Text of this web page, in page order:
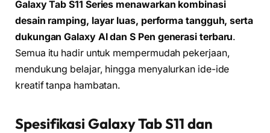
Galaxy Tab S11 Series menawarkan kombinasi
desain ramping, layar luas, performa tangguh, serta
dukungan Galaxy AI dan S Pen generasi terbaru.
Semua itu hadir untuk mempermudah pekerjaan,
mendukung belajar, hingga menyalurkan ide-ide
kreatif tanpa hambatan.
Spesifikasi Galaxy Tab S11 dan